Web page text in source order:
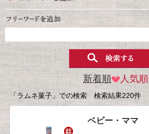
新着順 人気順
「ラムネ菓子」での検索 検索結果220件
ベビー・ママ